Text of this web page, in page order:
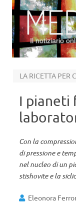
Il notiziario
I pianeti
Con la
di pressione e
nel nucleo di un
stishovite e la
Eleonora